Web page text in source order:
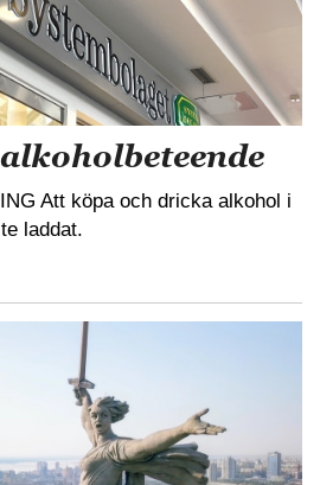
Att köpa och dricka alkohol i
laddat.